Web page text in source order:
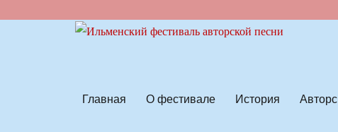
Главная О фестивале История